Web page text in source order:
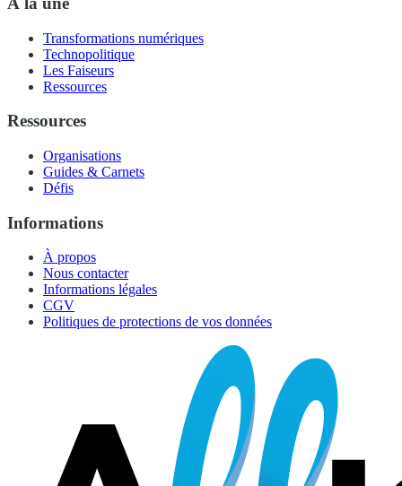
Transformations numériques
Technopolitique
Les Faiseurs
Ressources
Ressources
Organisations
Guides & Carnets
Défis
Informations
À propos
Nous contacter
Informations légales
CGV
Politiques de protections de vos données